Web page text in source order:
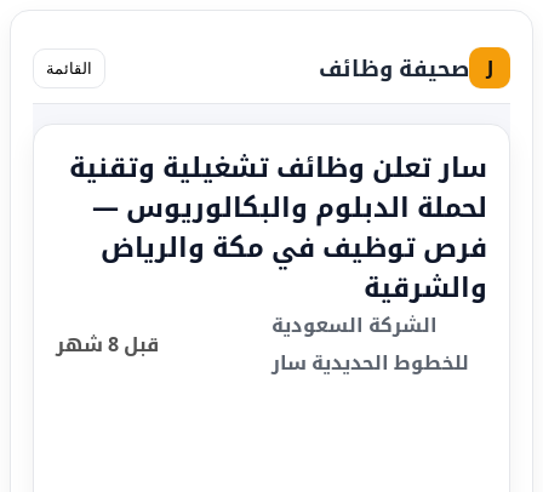
J صحيفة وظائف القائمة
سار تعلن وظائف تشغيلية وتقنية
لحملة الدبلوم والبكالوريوس —
فرص توظيف في مكة والرياض
والشرقية
الشركة السعودية
للخطوط الحديدية سار
قبل 8 شهر